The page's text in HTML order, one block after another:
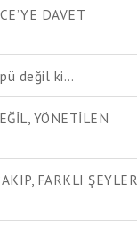
DAVET
değil ki…
YÖNETİLEN
FARKLI ŞEYLER